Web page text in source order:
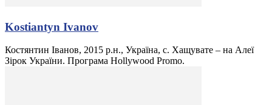
Kostiantyn Ivanov
Костянтин Іванов, 2015 р.н., Україна, с. Хащувате – на Алеї
Зірок України. Програма Hollywood Promo.